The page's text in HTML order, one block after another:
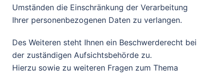
Umständen die Einschränkung der Verarbeitung
Ihrer personenbezogenen Daten zu verlangen.
Des Weiteren steht Ihnen ein Beschwerderecht bei
der zuständigen Aufsichtsbehörde zu.
Hierzu sowie zu weiteren Fragen zum Thema